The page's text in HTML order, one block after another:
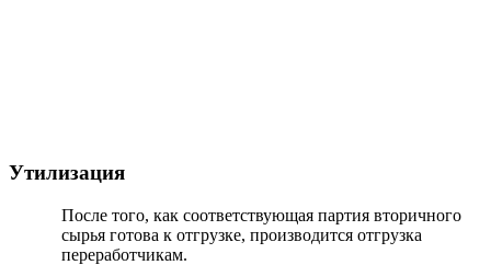
Утилизация
После того, как соответствующая партия вторичного
сырья готова к отгрузке, производится отгрузка
переработчикам.